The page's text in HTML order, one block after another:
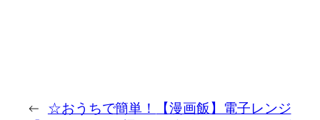
← ☆おうちで簡単！
【漫画飯】電子レンジ